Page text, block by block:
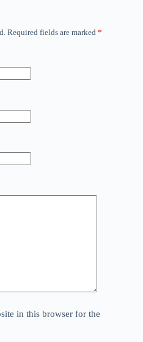
Required fields are marked *
in this browser for the